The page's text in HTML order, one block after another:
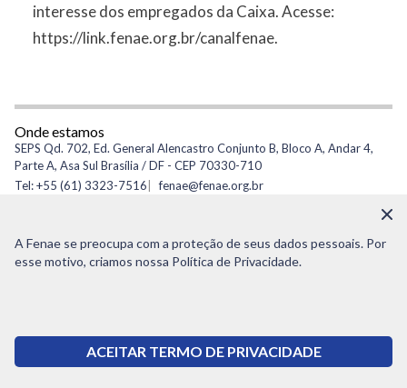
interesse dos empregados da Caixa. Acesse:
https://link.fenae.org.br/canalfenae.
Onde estamos
SEPS Qd. 702, Ed. General Alencastro Conjunto B, Bloco A, Andar 4,
Parte A, Asa Sul Brasília / DF - CEP 70330-710
Tel: +55 (61) 3323-7516
fenae@fenae.org.br
A Fenae se preocupa com a proteção de seus dados pessoais. Por
esse motivo, criamos nossa Política de Privacidade.
ACEITAR TERMO DE PRIVACIDADE